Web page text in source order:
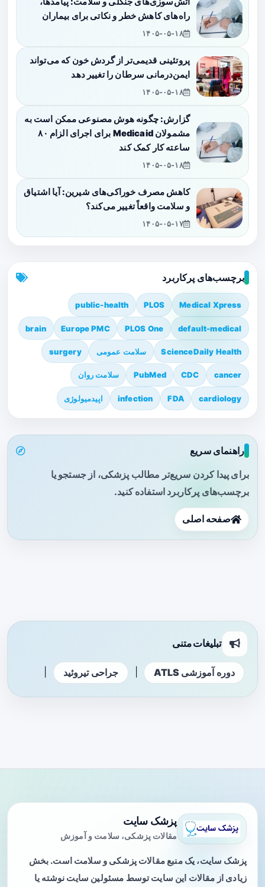
راه‌های کاهش خطر و نکاتی برای بیماران
۱۴۰۵-۰۵-۱۸
پروتئینی قدیمی‌تر از گردش خون که می‌تواند
ایمن‌درمانی سرطان را تغییر دهد
۱۴۰۵-۰۵-۱۸
گزارش: چگونه هوش مصنوعی ممکن است به
مشمولان Medicaid برای اجرای الزام ۸۰
ساعته کار کمک کند
۱۴۰۵-۰۵-۱۸
کاهش مصرف خوراکی‌های شیرین: آیا اشتیاق
و سلامت واقعاً تغییر می‌کند؟
۱۴۰۵-۰۵-۱۷
برچسب‌های پرکاربرد
Medical Xpress
PLOS
public-health
default-medical
PLOS One
Europe PMC
brain
ScienceDaily Health سلامت عمومی surgery
cancer
CDC
PubMed سلامت روان
cardiology
FDA
infection اپیدمیولوژی
راهنمای سریع
برای پیدا کردن سریع‌تر مطالب پزشکی، از جستجو یا
برچسب‌های پرکاربرد استفاده کنید.
صفحه اصلی
تبلیغات متنی
دوره آموزشی ATLS جراحی تیروئید
پزشک سایت
مقالات پزشکی، سلامت و آموزش
پزشک سایت، یک منبع مقالات پزشکی و سلامت است. بخش
زیادی از مقالات این سایت توسط مسئولین سایت نوشته یا